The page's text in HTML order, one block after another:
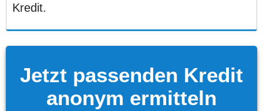
Kredit.
Jetzt passenden Kredit
anonym ermitteln